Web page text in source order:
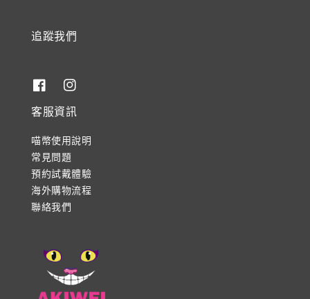
追蹤我們
客服資訊
喵幣使用說明
常見問題
預約試戴體驗
海外購物流程
聯絡我們